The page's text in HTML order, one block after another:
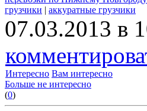
грузчики | аккуратные грузчики
07.03.2013 в
Интересно Вам интересно
Больше не интересно
(0)